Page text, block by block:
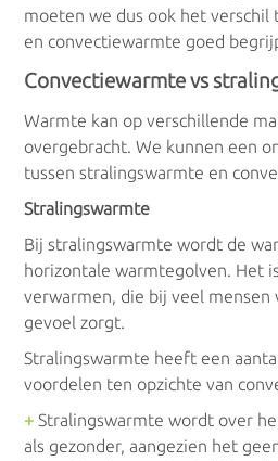
HR-ketels
Elektrisch
Accumulatieverwarming
Infrarood verwarming
Kachels/Haarden
moeten we dus ook het verschil
en convectiewarmte goed
Convectiewarmte vs
Warmte kan op verschillende
overgebracht. We kunnen een
tussen stralingswarmte en
Stralingswarmte
Bij stralingswarmte wordt de
horizontale warmtegolven. Het
verwarmen, die bij veel mensen
gevoel zorgt.
Stralingswarmte heeft een
voordelen ten opzichte van
+ Stralingswarmte wordt over
als gezonder, aangezien het